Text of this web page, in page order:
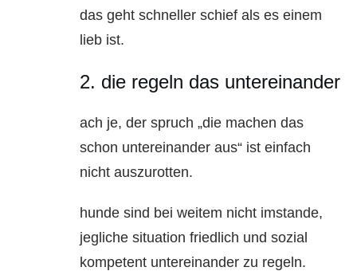
das geht schneller schief als es einem
lieb ist.
2. die regeln das untereinander
ach je, der spruch „die machen das
schon untereinander aus“ ist einfach
nicht auszurotten.
hunde sind bei weitem nicht imstande,
jegliche situation friedlich und sozial
kompetent untereinander zu regeln.